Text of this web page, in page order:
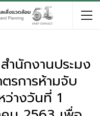
นักงานประมง
รการห้ามจับ
ว่างวันที่ 1